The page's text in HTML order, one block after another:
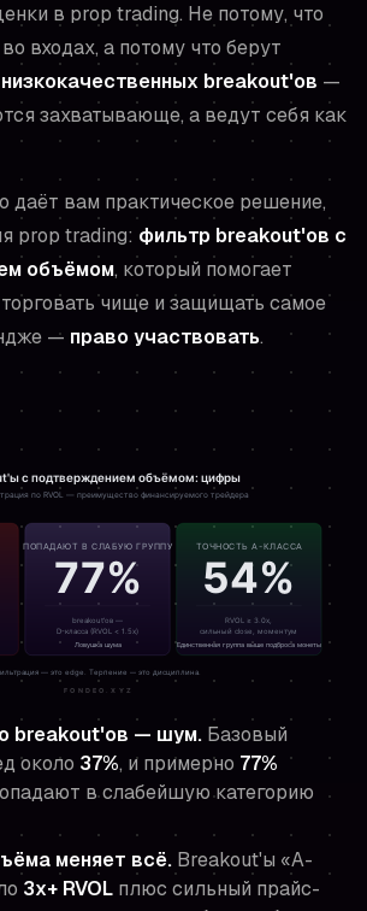
в prop trading. Не потому, что
входах, а потому что берут
breakout'ов —
захватывающе, а ведут себя как
даёт вам практическое решение,
prop trading: фильтр breakout'ов с
объёмом, который помогает
чище и защищать самое
— право участвовать.
breakout'ов — шум. Базовый
около 37%, и примерно 77%
в слабейшую категорию
меняет всё. Breakout'ы «A-
3x+ RVOL плюс сильный прайс-